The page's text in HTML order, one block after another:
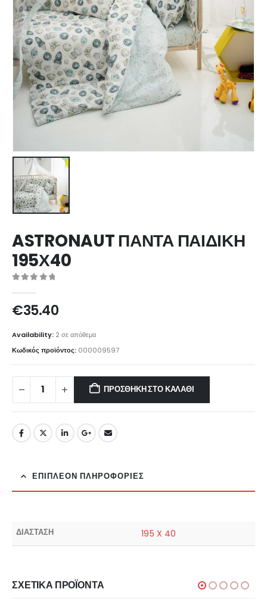
ASTRONAUT ΠΑΝΤΑ ΠΑΙΔΙΚΗ
195Χ40
€35.40
Availability: 2 σε απόθεμα
Κωδικός προϊόντος: 000009597
ΠΡΟΣΘΉΚΗ ΣΤΟ ΚΑΛΆΘΙ
ΕΠΙΠΛΈΟΝ ΠΛΗΡΟΦΟΡΊΕΣ
ΔΙΑΣΤΑΣΗ 195 X 40
ΣΧΕΤΙΚΆ ΠΡΟΪΌΝΤΑ